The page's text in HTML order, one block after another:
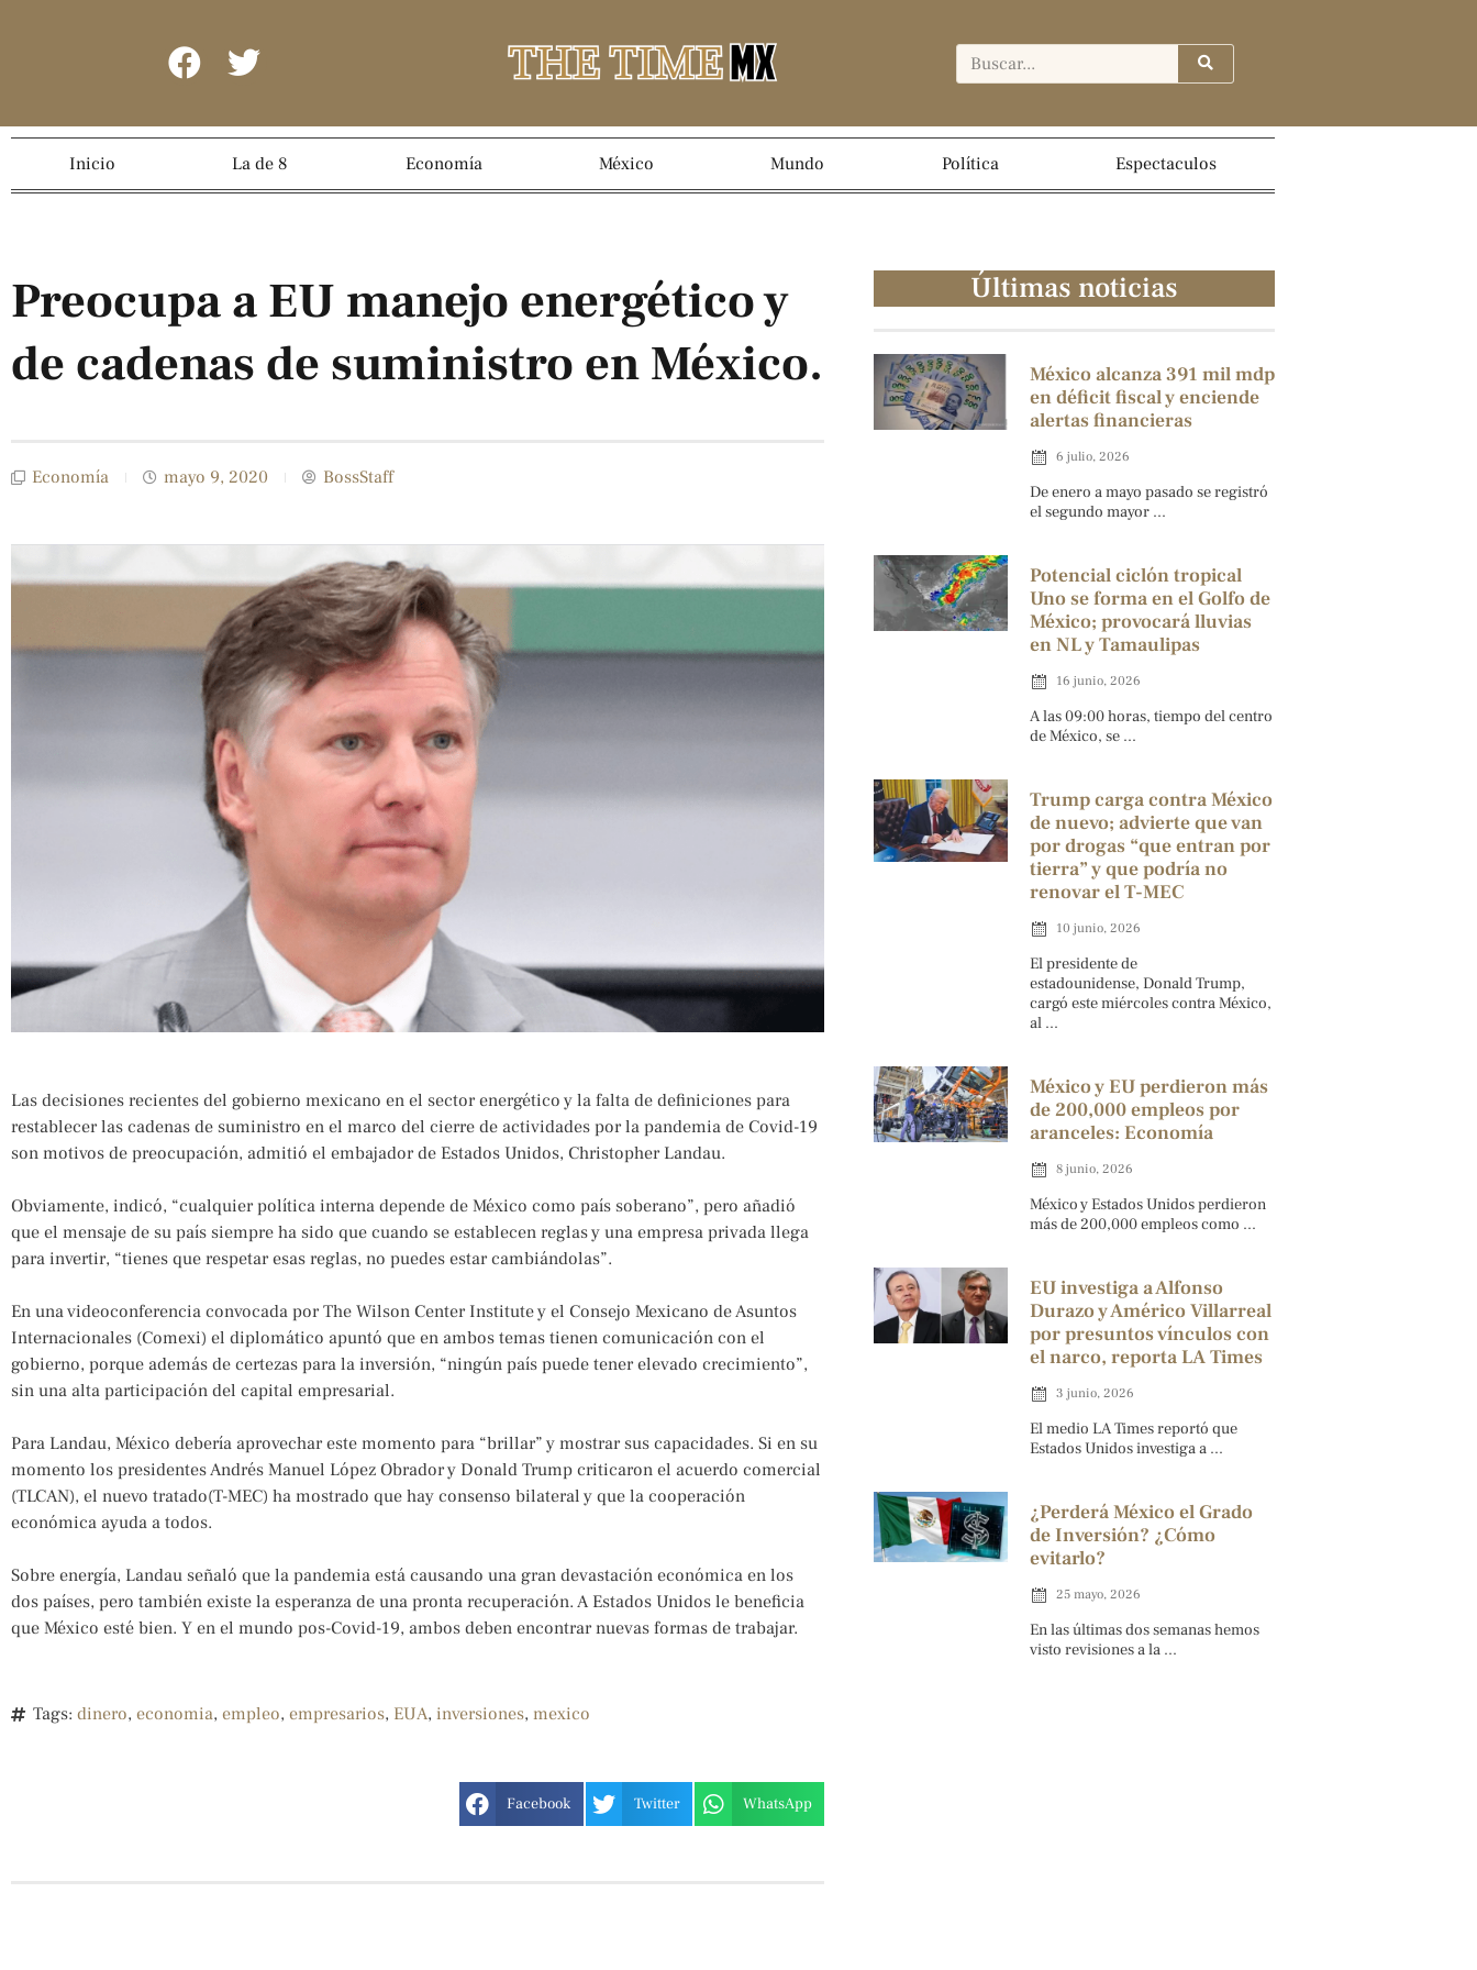
Inicio La de 8 Economía México Mundo Política Espectaculos
Preocupa a EU manejo energético y
de cadenas de suministro en México.
Economía mayo 9, 2020 BossStaff
Las decisiones recientes del gobierno mexicano en el sector energético y la falta de definiciones para
restablecer las cadenas de suministro en el marco del cierre de actividades por la pandemia de Covid-19
son motivos de preocupación, admitió el embajador de Estados Unidos, Christopher Landau.
Obviamente, indicó, “cualquier política interna depende de México como país soberano”, pero añadió
que el mensaje de su país siempre ha sido que cuando se establecen reglas y una empresa privada llega
para invertir, “tienes que respetar esas reglas, no puedes estar ­cambiándolas”.
En una videoconferencia convocada por The Wilson Center Institute y el Consejo Mexicano de Asuntos
Internacionales (Comexi) el diplomático apuntó que en ambos temas tienen comunicación con el
gobierno, porque además de certezas para la inversión, “ningún país puede tener elevado crecimiento”,
sin una alta participación del capital empresarial.
Para Landau, México debería aprovechar este momento para “brillar” y mostrar sus capacidades. Si en su
momento los presidentes Andrés Manuel López Obrador y Donald Trump criticaron el acuerdo comercial
(TLCAN), el nuevo tratado(T-MEC) ha mostrado que hay consenso bilateral y que la cooperación
económica ayuda a todos.
Sobre energía, Landau señaló que la pandemia está causando una gran devastación económica en los
dos países, pero también existe la esperanza de una pronta recuperación. A Estados Unidos le beneficia
que México esté bien. Y en el mundo pos-Covid-19, ambos deben encontrar nuevas formas de trabajar.
Tags: dinero, economia, empleo, empresarios, EUA, inversiones, mexico
Facebook Twitter WhatsApp
Últimas noticias
México alcanza 391 mil mdp
en déficit fiscal y enciende
alertas financieras
6 julio, 2026
De enero a mayo pasado se registró
el segundo mayor ...
Potencial ciclón tropical
Uno se forma en el Golfo de
México; provocará lluvias
en NL y Tamaulipas
16 junio, 2026
A las 09:00 horas, tiempo del centro
de México, se ...
Trump carga contra México
de nuevo; advierte que van
por drogas “que entran por
tierra” y que podría no
renovar el T-MEC
10 junio, 2026
El presidente de
estadounidense, Donald Trump,
cargó este miércoles contra México,
al ...
México y EU perdieron más
de 200,000 empleos por
aranceles: Economía
8 junio, 2026
México y Estados Unidos perdieron
más de 200,000 empleos como ...
EU investiga a Alfonso
Durazo y Américo Villarreal
por presuntos vínculos con
el narco, reporta LA Times
3 junio, 2026
El medio LA Times reportó que
Estados Unidos investiga a ...
¿Perderá México el Grado
de Inversión? ¿Cómo
evitarlo?
25 mayo, 2026
En las últimas dos semanas hemos
visto revisiones a la ...